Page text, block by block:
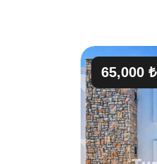
65,000 ₺